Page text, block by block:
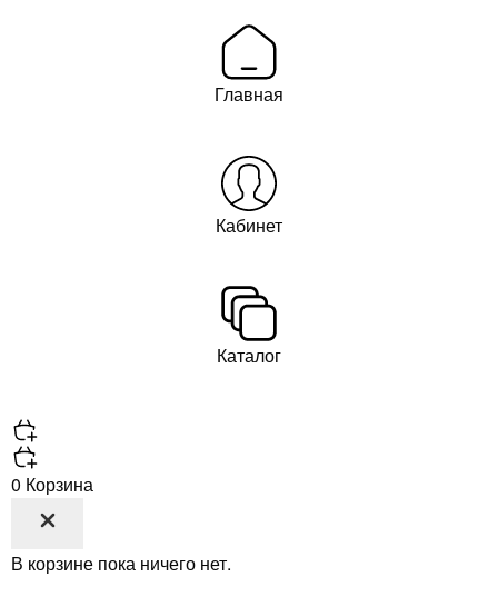
Главная
Кабинет
Каталог
0 Корзина
В корзине пока ничего нет.